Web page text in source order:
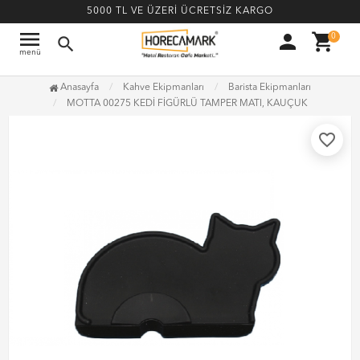
5000 TL VE ÜZERİ ÜCRETSİZ KARGO
menu
menü search person shopping_cart0
Anasayfa Kahve Ekipmanları
Barista Ekipmanları
MOTTA 00275 KEDİ FİGÜRLÜ TAMPER MATI, KAUÇUK
favorite_border